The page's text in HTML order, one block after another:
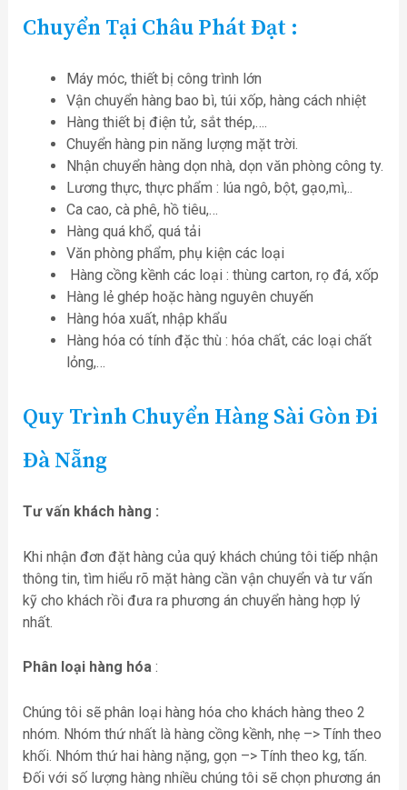
Chuyển Tại Châu Phát Đạt :
Máy móc, thiết bị công trình lớn
Vận chuyển hàng bao bì, túi xốp, hàng cách nhiệt
Hàng thiết bị điện tử, sắt thép,….
Chuyển hàng pin năng lượng mặt trời.
Nhận chuyển hàng dọn nhà, dọn văn phòng công ty.
Lương thực, thực phẩm : lúa ngô, bột, gạo,mì,..
Ca cao, cà phê, hồ tiêu,…
Hàng quá khổ, quá tải
Văn phòng phẩm, phụ kiện các loại
Hàng cồng kềnh các loại : thùng carton, rọ đá, xốp
Hàng lẻ ghép hoặc hàng nguyên chuyến
Hàng hóa xuất, nhập khẩu
Hàng hóa có tính đặc thù : hóa chất, các loại chất
lỏng,…
Quy Trình Chuyển Hàng Sài Gòn Đi
Đà Nẵng
Tư vấn khách hàng :
Khi nhận đơn đặt hàng của quý khách chúng tôi tiếp nhận
thông tin, tìm hiểu rõ mặt hàng cần vận chuyển và tư vấn
kỹ cho khách rồi đưa ra phương án chuyển hàng hợp lý
nhất.
Phân loại hàng hóa:
Chúng tôi sẽ phân loại hàng hóa cho khách hàng theo 2
nhóm. Nhóm thứ nhất là hàng cồng kềnh, nhẹ –> Tính theo
khối. Nhóm thứ hai hàng nặng, gọn –> Tính theo kg, tấn.
Đối với số lượng hàng nhiều chúng tôi sẽ chọn phương án